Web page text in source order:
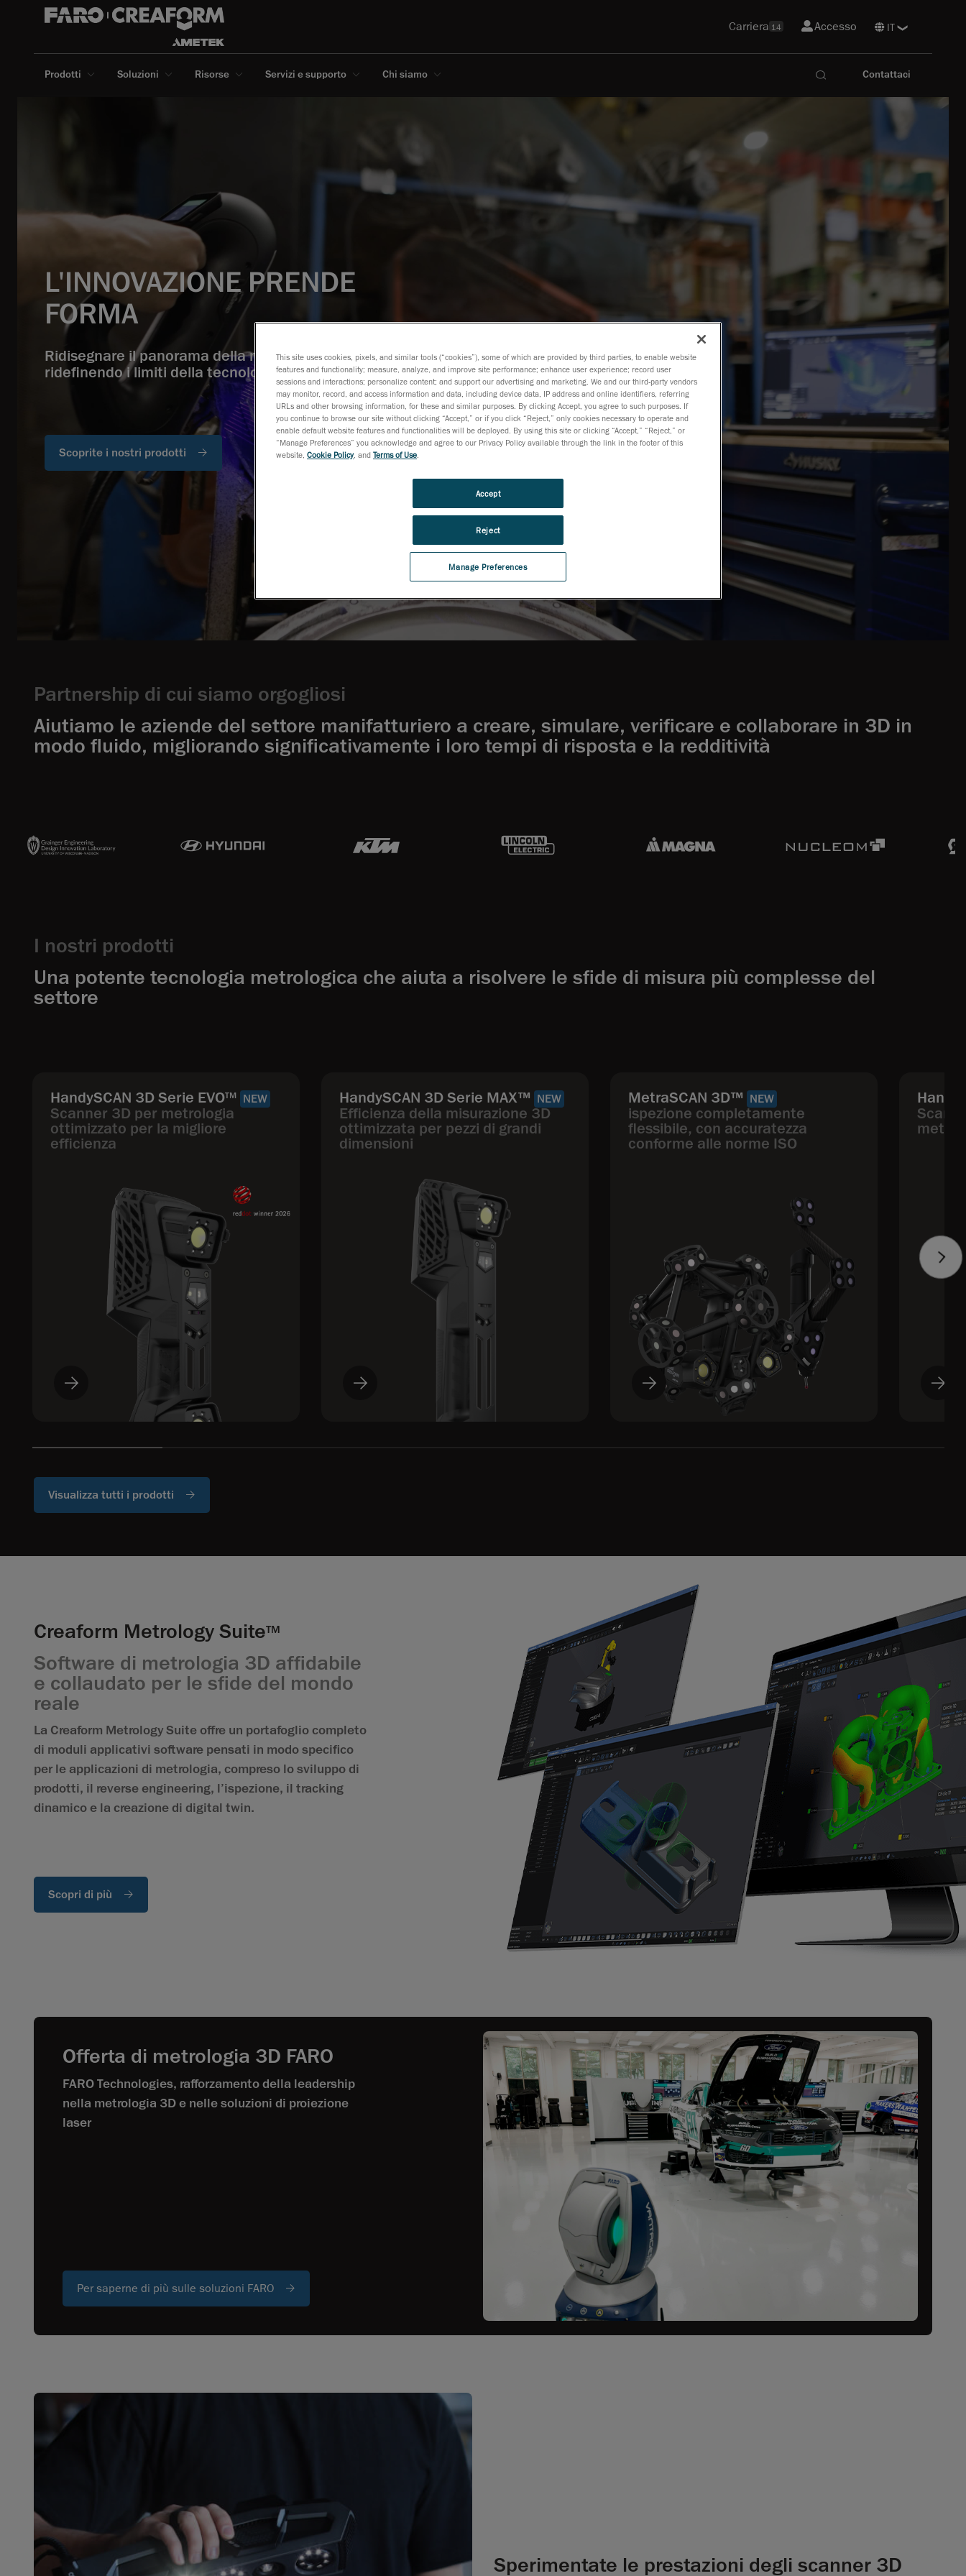
Carriera 14 Accesso
Prodotti Soluzioni Risorse Servizi e supporto Chi siamo Contattaci
L'INNOVAZIONE PRENDE
FORMA
Ridisegnare il panorama della metrologia 3D
ridefinendo i limiti della tecnologia
Scoprite i nostri prodotti
Partnership di cui siamo orgogliosi
Aiutiamo le aziende del settore manifatturiero a creare, simulare, verificare e collaborare in 3D in
modo fluido, migliorando significativamente i loro tempi di risposta e la redditività
I nostri prodotti
Una potente tecnologia metrologica che aiuta a risolvere le sfide di misura più complesse del
settore
HandySCAN 3D Serie EVOTM NEW
Scanner 3D per metrologia
ottimizzato per la migliore
efficienza
HandySCAN 3D Serie MAX™ NEW
Efficienza della misurazione 3D
ottimizzata per pezzi di grandi
dimensioni
MetraSCAN 3D™ NEW
ispezione completamente
flessibile, con accuratezza
conforme alle norme ISO
Visualizza tutti i prodotti
Creaform Metrology SuiteTM
Software di metrologia 3D affidabile
e collaudato per le sfide del mondo
reale
La Creaform Metrology Suite offre un portafoglio completo
di moduli applicativi software pensati in modo specifico
per le applicazioni di metrologia, compreso lo sviluppo di
prodotti, il reverse engineering, l’ispezione, il tracking
dinamico e la creazione di digital twin.
Scopri di più
Offerta di metrologia 3D FARO
FARO Technologies, rafforzamento della leadership
nella metrologia 3D e nelle soluzioni di proiezione
laser
Per saperne di più sulle soluzioni FARO
Sperimentate le prestazioni degli scanner 3D
This site uses cookies, pixels, and similar tools (“cookies”), some of which are provided by third parties, to enable website
features and functionality; measure, analyze, and improve site performance; enhance user experience; record user
sessions and interactions; personalize content; and support our advertising and marketing. We and our third-party vendors
may monitor, record, and access information and data, including device data, IP address and online identifiers, referring
URLs and other browsing information, for these and similar purposes. By clicking Accept, you agree to such purposes. If
you continue to browse our site without clicking “Accept,” or if you click “Reject,” only cookies necessary to operate and
enable default website features and functionalities will be deployed. By using this site or clicking “Accept,” “Reject,” or
“Manage Preferences” you acknowledge and agree to our Privacy Policy available through the link in the footer of this
website, Cookie Policy, and Terms of Use
Manage Preferences
Reject
Accept